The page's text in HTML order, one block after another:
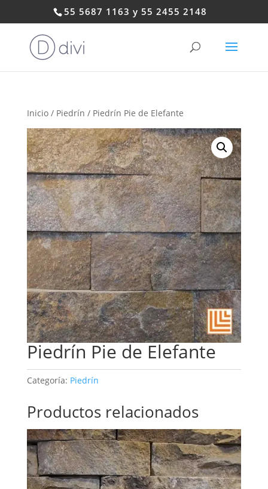
55 5687 1163 y 55 2455 2148
Inicio/ Piedrín / Piedrín Pie de Elefante
Piedrín Pie de Elefante
Categoría: Piedrín
Productos relacionados